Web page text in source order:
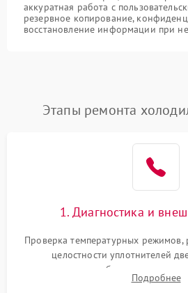
аккуратная работа с
резервное копирование,
восстановление информации при
Этапы ремонта
1. Диагностика и
Проверка температурных режимов,
целостности уплотнителей
сопротивления обмоток мотора,
считывание кодов ошибок с
Подробнее